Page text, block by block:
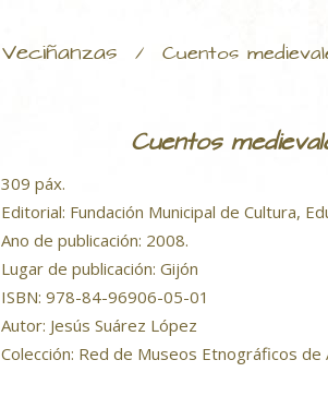
Veciñanzas / Cuentos
Cuentos
309 páx.
Editorial: Fundación Municipal de Cultura,
Ano de publicación: 2008.
Lugar de publicación: Gijón
ISBN: 978-84-96906-05-01
Autor: Jesús Suárez López
Colección: Red de Museos Etnográficos